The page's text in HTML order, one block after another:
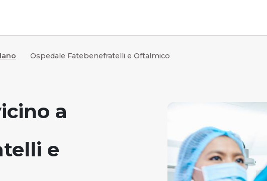
Ospedale Fatebenefratelli e Oftalmico
a
e